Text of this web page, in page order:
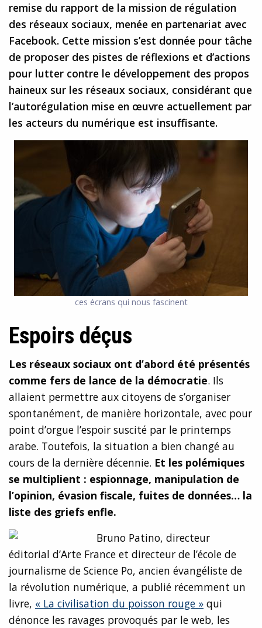
remise du rapport de la mission de régulation
des réseaux sociaux, menée en partenariat avec
Facebook. Cette mission s’est donnée pour tâche
de proposer des pistes de réflexions et d’actions
pour lutter contre le développement des propos
haineux sur les réseaux sociaux, considérant que
l’autorégulation mise en œuvre actuellement par
les acteurs du numérique est insuffisante.
ces écrans qui nous fascinent
Espoirs déçus
Les réseaux sociaux ont d’abord été présentés
comme fers de lance de la démocratie. Ils
allaient permettre aux citoyens de s’organiser
spontanément, de manière horizontale, avec pour
point d’orgue l’espoir suscité par le printemps
arabe. Toutefois, la situation a bien changé au
cours de la dernière décennie. Et les polémiques
se multiplient : espionnage, manipulation de
l’opinion, évasion fiscale, fuites de données… la
liste des griefs enfle.
Bruno Patino, directeur
éditorial d’Arte France et directeur de l’école de
journalisme de Science Po, ancien évangéliste de
la révolution numérique, a publié récemment un
livre, « La civilisation du poisson rouge » qui
dénonce les ravages provoqués par le web, les